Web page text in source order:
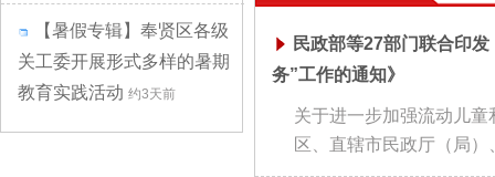
【暑假专辑】奉贤区各级
关工委开展形式多样的暑期
教育实践活动 约3天前
民政部等27部门联合印
务”工作的通知》
关于进一步加强流动儿童
区、直辖市民政厅（局